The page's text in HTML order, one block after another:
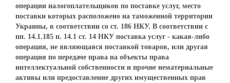
операции налогоплательщиков по поставке услуг, место
поставки которых расположено на таможенной территории
Украины, в соответствии со ст. 186 НКУ. В соответствии с
пп. 14.1.185 п. 14.1 ст. 14 НКУ поставка услуг - какая-либо
операция, не являющаяся поставкой товаров, или другая
операция по передаче права на объекты права
интеллектуальной собственности и прочие нематериальные
активы или предоставление других имущественных прав